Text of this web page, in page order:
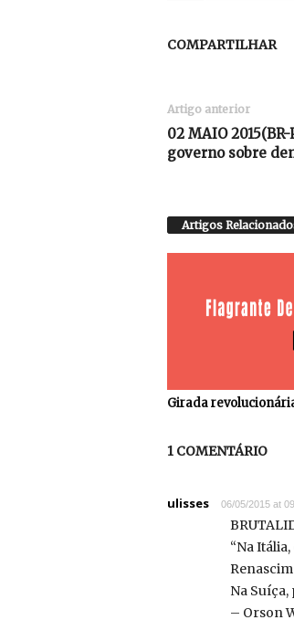
COMPARTILHAR
Artigo anterior
02 MAIO
governo sobre
Artigos
Girada
1 COMENTÁRIO
ulisses 06/05/2015 at
“Na
Na
– Orson